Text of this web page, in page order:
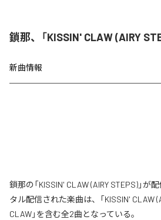
鎖那、「KISSIN' CLAW (AIRY
新曲情報
鎖那の「KISSIN' CLAW (AIRY STEPS)」
タル配信された楽曲は、「KISSIN' CLAW
CLAW」を含む全2曲となっている。